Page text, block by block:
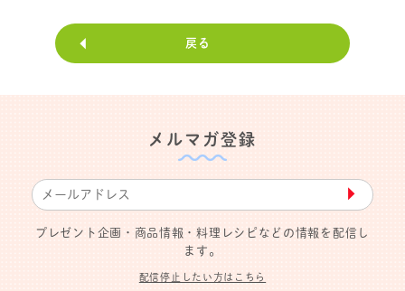
戻る
メルマガ登録
▶︎
プレゼント企画・商品情報・料理レシピなどの情報を配信し
ます。
配信停止したい方はこちら